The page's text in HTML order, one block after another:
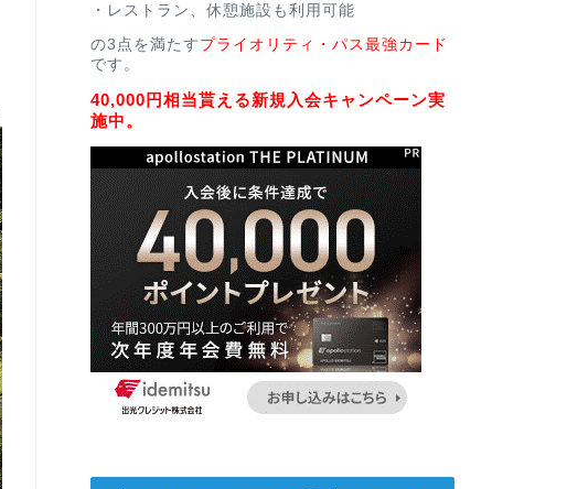
・レストラン、休憩施設も利用可能
の3点を満たす プライオリティ・パス最強カード
です。
40,000円相当貰える新規入会キャンペーン実
施中。